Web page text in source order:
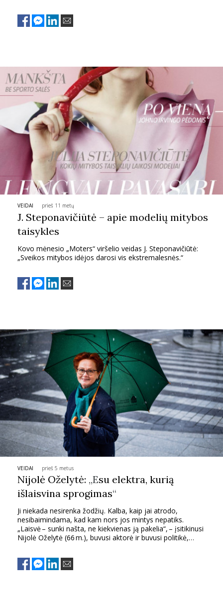
POLITIKA
LAISVALAIKIS
KINAS
MUZIKA
TEATRAS
SPORTAS
FOTOGRAFIJA
MENAS
ORAI
ĮDOMYBĖS
KNYGOS
INTERJERAS
NAMAI
VIRTUVĖ
RECEPTAI
VAIKAI
NELAIMĖS
KONTAKTAI
PRIVATUMO POLITIKA
rašė eiles, ieškojo gyvenimo prasmės, krimto knygas, ugdė
save... „Grožis – tai proto būsena“, – šiandien sako ponia
VEIDAI prieš 11 metų
J. Steponavičiūtė – apie modelių mitybos
taisykles
Kovo mėnesio „Moters“ viršelio veidas J. Steponavičiūtė:
„Sveikos mitybos idėjos darosi vis ekstremalesnės.“
VEIDAI prieš 5 metus
Nijolė Oželytė: „Esu elektra, kurią
išlaisvina sprogimas“
Ji niekada nesirenka žodžių. Kalba, kaip jai atrodo,
nesibaimindama, kad kam nors jos mintys nepatiks.
„Laisvė – sunki našta, ne kiekvienas ją pakelia“, – įsitikinusi
Nijolė Oželytė (66 m.), buvusi aktorė ir buvusi politikė,
Aktą. Šiandien ji daug skaito, keliauja po pasaulį, kalba
jauniems žmonėms ir yra visiškai tikra, kad anksčiau ar